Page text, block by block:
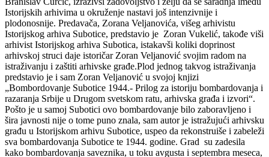
Istorijskih arhivima u okruženje nastavi još intenzivnije i
plodonosnije. Predavača, Zorana Veljanovića, višeg arhivistu
Istorijskog arhiva Subotice, predstavio je Zoran Vukelić, takođe viši
arhivist Istorijskog arhiva Subotica, istakavši koliki doprinost
arhivskoj struci daje istoričar Zoran Veljanović svojim radom na
istraživanju i zaštiti arhivske građe.Plod jednog takvog istraživanja
predstavio je i sam Zoran Veljanović u svojoj knjizi
„Bombordovanje Subotice 1944.- Prilog za istoriju bombardovanja i
razaranja Srbije u Drugom svetskom ratu, arhivska građa i izvori“.
Pošto je u samoj Subotici ovo bombardovanje bilo zaboravljeno i
šira javnosti nije o tome puno znala, sam autor je istražujući arhivsku
građu u Istorijskom arhivu Subotice, uspeo da rekonstruiše i zabeleži
sva bombardovanja Subotice te 1944. godine. Grad su zadesila
kako bombardovanja saveznika, u toku avgusta i septembra meseca,